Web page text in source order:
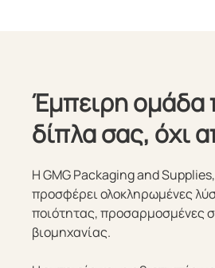
Έμπειρη ομάδα
δίπλα σας, όχι
Η GMG Packaging and
προσφέρει ολοκληρωμένες
ποιότητας, προσαρμοσμένες
βιομηχανίας.